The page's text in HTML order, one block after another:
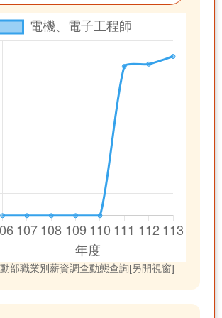
部職業別薪資調查動態查詢[另開視窗]